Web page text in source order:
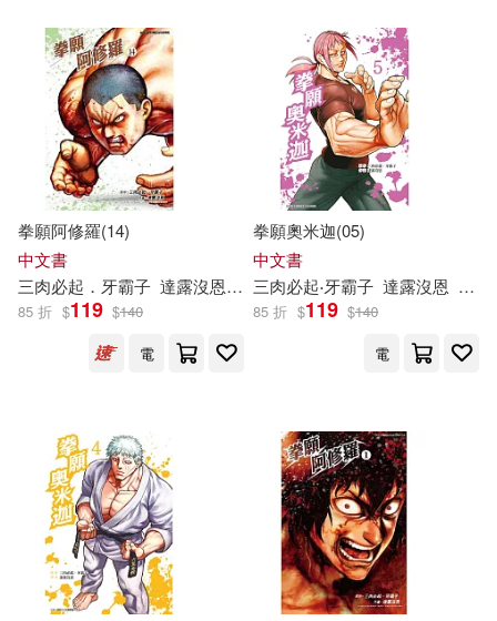
拳願阿修羅(14)
中文書
三肉必起 ． 牙霸子 達露沒恩 砂輪忍
85 折 $119 $140
電
拳願奧米迦(05)
中文書
三肉必起‧牙霸子 達露沒恩
85 折 $119 $140
電